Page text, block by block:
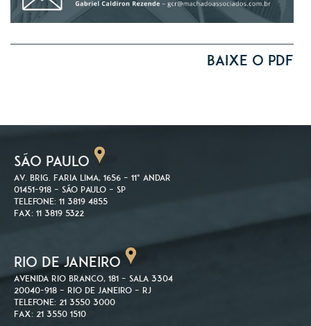
Baixe o PDF
SÃO PAULO
Av. Brig. Faria Lima, 1656 – 11º andar
01451-918 – São Paulo – SP
Telefone: 11 3819 4855
Fax: 11 3819 5322
RIO DE JANEIRO
Avenida Rio Branco, 181 – Sala 3304
20040-918 – Rio de Janeiro – RJ
Telefone: 21 3550 3000
Fax: 21 3550 1510